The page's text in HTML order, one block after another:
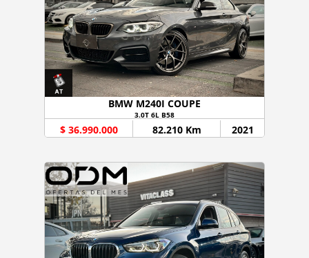
BMW M240I COUPE
3.0T 6L B58
$ 36.990.000 82.210 Km 2021